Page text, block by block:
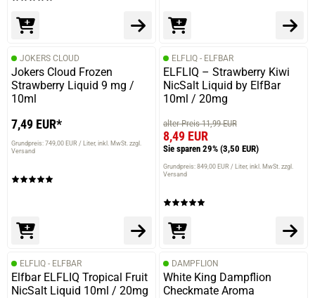
JOKERS CLOUD
Jokers Cloud Frozen
Strawberry Liquid 9 mg /
10ml
7,49 EUR*
Grundpreis: 749,00 EUR / Liter inkl. MwSt. zzgl.
Versand
ELFLIQ - ELFBAR
ELFLIQ – Strawberry Kiwi
NicSalt Liquid by ElfBar
10ml / 20mg
alter Preis 11,99 EUR
8,49 EUR
Sie sparen 29% (3,50 EUR)
Grundpreis: 849,00 EUR / Liter inkl. MwSt. zzgl.
Versand
ELFLIQ - ELFBAR
Elfbar ELFLIQ Tropical Fruit
NicSalt Liquid 10ml / 20mg
DAMPFLION
White King Dampflion
Checkmate Aroma